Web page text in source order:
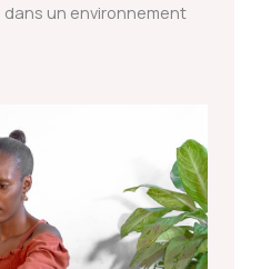
un environnement